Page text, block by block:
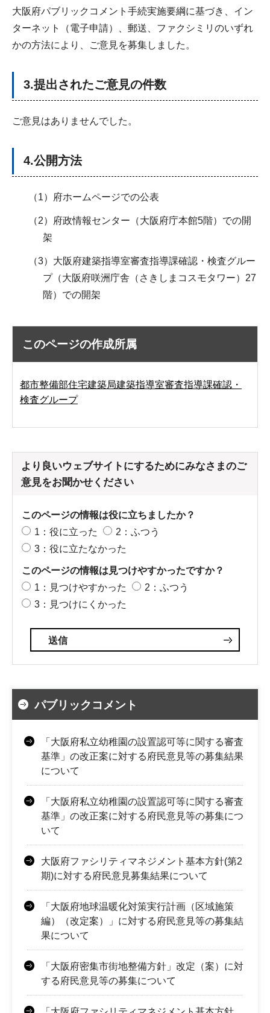
大阪府パブリックコメント手続実施要綱に基づき、イン
ターネット（電子申請）、郵送、ファクシミリのいずれ
かの方法により、ご意見を募集しました。
3.提出されたご意見の件数
ご意見はありませんでした。
4.公開方法
（1）府ホームページでの公表
（2）府政情報センター（大阪府庁本館5階）での開
架
（3）大阪府建築指導室審査指導課確認・検査グルー
プ（大阪府咲洲庁舎（さきしまコスモタワー）27
階）での開架
このページの作成所属
都市整備部住宅建築局建築指導室審査指導課確認・
検査グループ
より良いウェブサイトにするためにみなさまのご
意見をお聞かせください
このページの情報は役に立ちましたか？
1：役に立った
2：ふつう
3：役に立たなかった
このページの情報は見つけやすかったですか？
1：見つけやすかった
2：ふつう
3：見つけにくかった
パブリックコメント
「大阪府私立幼稚園の設置認可等に関する審査
基準」の改正案に対する府民意見等の募集結果
について
「大阪府私立幼稚園の設置認可等に関する審査
基準」の改正案に対する府民意見等の募集につ
いて
大阪府ファシリティマネジメント基本方針(第2
期)に対する府民意見募集結果について
「大阪府地球温暖化対策実行計画（区域施策
編）（改定案）」に対する府民意見等の募集結
果について
「大阪府密集市街地整備方針」改定（案）に対
する府民意見等の募集について